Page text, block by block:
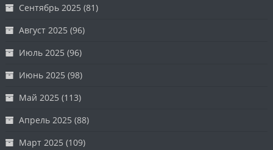
Сентябрь 2025 (81)
Август 2025 (96)
Июль 2025 (96)
Июнь 2025 (98)
Май 2025 (113)
Апрель 2025 (88)
Март 2025 (109)